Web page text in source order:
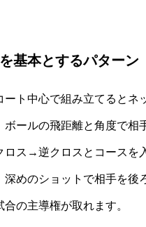
基本とするパターン
ート中心で組み立てるとネ
ボールの飛距離と角度で相
ロス→逆クロスとコースを
深めのショットで相手を後
の主導権が取れます。